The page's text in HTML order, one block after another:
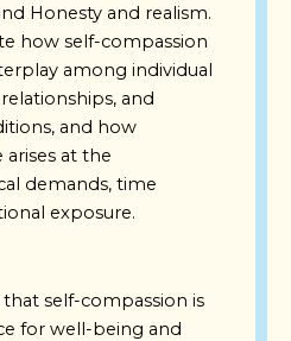
Honesty and realism.
how self-compassion
among individual
and
and how
at the
demands, time
exposure.
self-compassion is
for well-being and